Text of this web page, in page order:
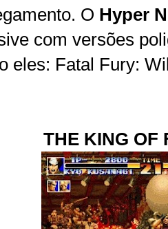
O Hyper
com versões
eles: Fatal Fury:
THE KING OF